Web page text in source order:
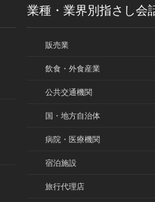
業種・業界別指さし会
販売業
飲食・外食産業
公共交通機関
国・地方自治体
病院・医療機関
宿泊施設
旅行代理店